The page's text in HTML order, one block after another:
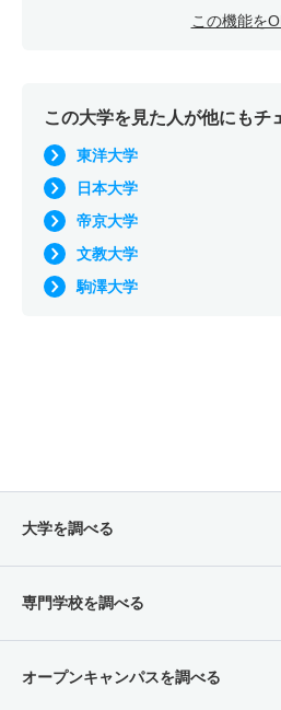
この機能を
この大学を見た人が他にもチ
東洋大学
日本大学
帝京大学
文教大学
駒澤大学
大学を調べる
専門学校を調べる
オープンキャンパスを調べる